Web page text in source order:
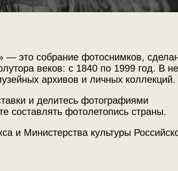
— это собрание фотоснимков,
веков: с 1840 по 1999 год. В
архивов и личных коллекций.
и делитесь фотографиями
фотолетопись страны.
и Министерства культуры
МАММ / МДФ